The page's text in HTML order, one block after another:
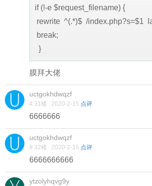
if (!-e $request_filename) {
rewrite ^(.*)$ /index.php?s=$1
break;
}
膜拜大佬
uctgokhdwqzf
# 31楼 2020-2-15 点评
6666666
uctgokhdwqzf
# 32楼 2020-2-15 点评
6666666666
ytzolyhqvg9y